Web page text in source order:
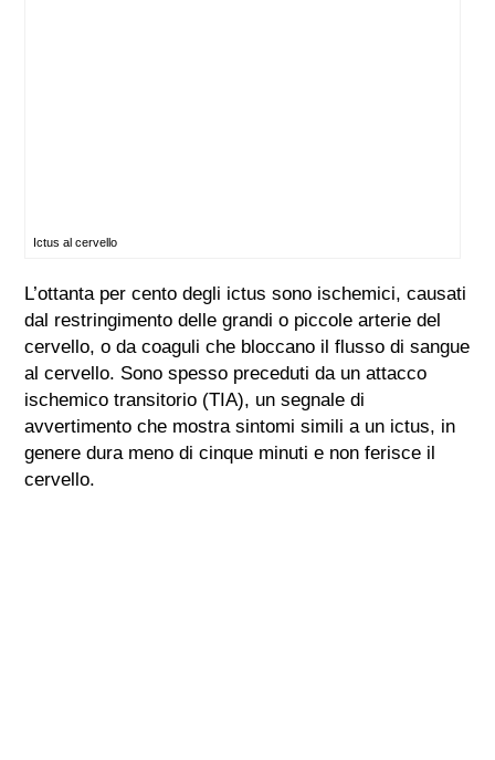
Ictus al cervello
L’ottanta per cento degli ictus sono ischemici, causati
dal restringimento delle grandi o piccole arterie del
cervello, o da coaguli che bloccano il flusso di sangue
al cervello. Sono spesso preceduti da un attacco
ischemico transitorio (TIA), un segnale di
avvertimento che mostra sintomi simili a un ictus, in
genere dura meno di cinque minuti e non ferisce il
cervello.